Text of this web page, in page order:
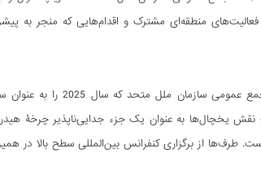
منطقه‌ای مشترک و اقدام‌هایی که منجر به
_ دو طرف از قطعنامۀ
نقش یخچال‌ها به عنوان یک جزء جدایی‌ناپذیر چرخۀ
کنفرانس بین‌المللی سطح بالا در همین رابطه در 21 مارس 2025 در دوشنبه پایتخت